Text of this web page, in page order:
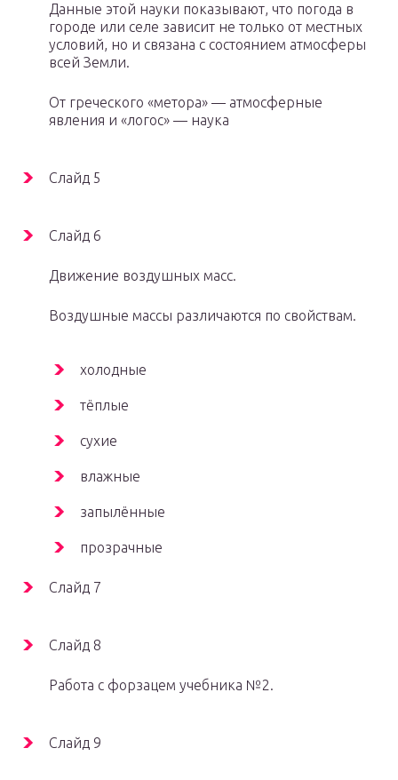
Данные этой науки показывают, что погода в
городе или селе зависит не только от местных
условий, но и связана с состоянием атмосферы
всей Земли.
От греческого «метора» — атмосферные
явления и «логос» — наука
Слайд 5
Слайд 6
Движение воздушных масс.
Воздушные массы различаются по свойствам.
холодные
тёплые
сухие
влажные
запылённые
прозрачные
Слайд 7
Слайд 8
Работа с форзацем учебника №2.
Слайд 9